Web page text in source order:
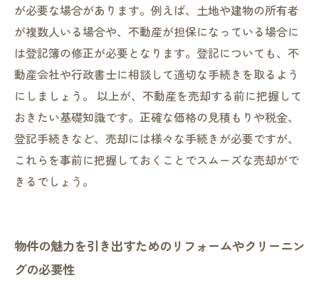
が必要な場合があります。例えば、土地や建物の所有者
が複数人いる場合や、不動産が担保になっている場合に
は登記簿の修正が必要となります。登記についても、不
動産会社や行政書士に相談して適切な手続きを取るよう
にしましょう。 以上が、不動産を売却する前に把握して
おきたい基礎知識です。正確な価格の見積もりや税金、
登記手続きなど、売却には様々な手続きが必要ですが、
これらを事前に把握しておくことでスムーズな売却がで
きるでしょう。
物件の魅力を引き出すためのリフォームやクリーニン
グの必要性